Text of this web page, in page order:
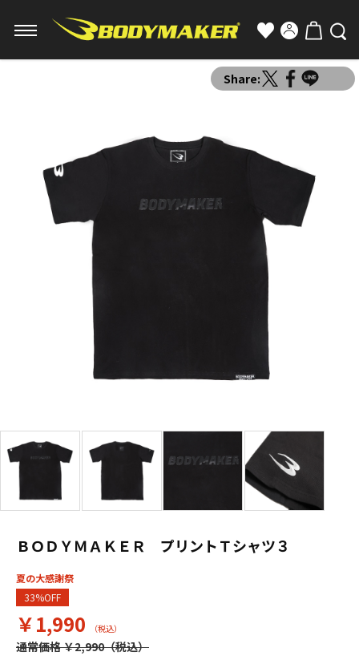
Share:
ＢＯＤＹＭＡＫＥＲ プリントＴシャツ３
夏の大感謝祭
33%OFF
￥1,990
通常価格 ￥2,990